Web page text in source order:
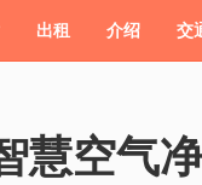
出租 介绍 交
慧空气